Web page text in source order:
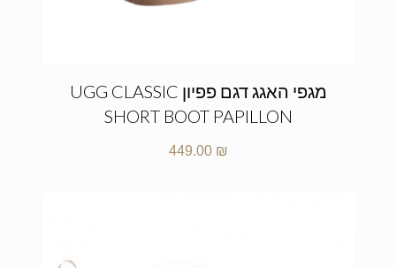
מגפי האגג דגם פפיון UGG CLASSIC
SHORT BOOT PAPILLON
449.00 ₪